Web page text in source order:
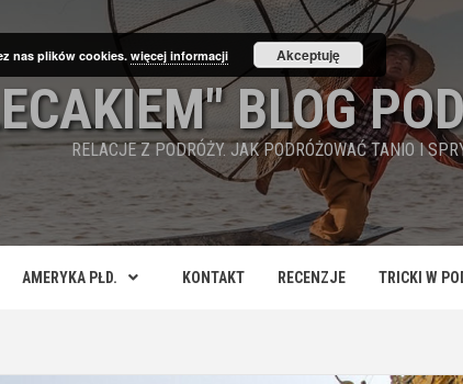
BLOG
RELACJE Z PODRÓŻY. JAK PODRÓŻOWAĆ TANIO I
AMERYKA PŁD. KONTAKT RECENZJE TRICKI W
nas plików cookies. więcej informacji Akceptuję